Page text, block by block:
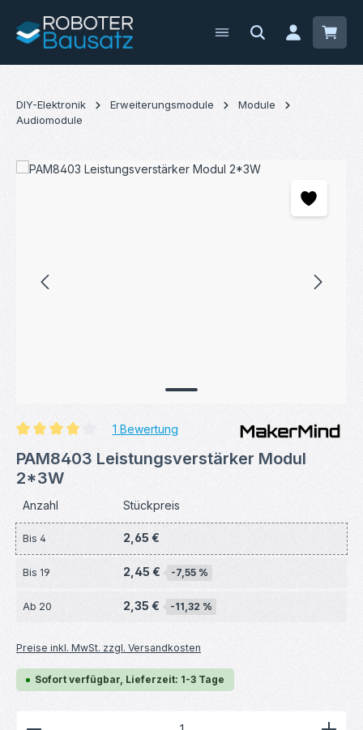
Zum Hauptinhalt springen
DIY-Elektronik Erweiterungsmodule
Module
Audiomodule
Bildergalerie überspringen
1 Bewertung
PAM8403 Leistungsverstärker Modul
2*3W
Anzahl Stückpreis
Bis 4 2,65 €
Bis 19 2,45 € -7,55 %
Ab 20 2,35 € -11,32 %
Preise inkl. MwSt. zzgl. Versandkosten
Sofort verfügbar, Lieferzeit: 1-3 Tage
Produkt Anzahl: Gib den gewünschten Wert ein